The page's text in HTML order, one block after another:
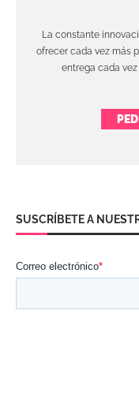
La constante
ofrecer cada vez más
entrega cada
SUSCRÍBETE A